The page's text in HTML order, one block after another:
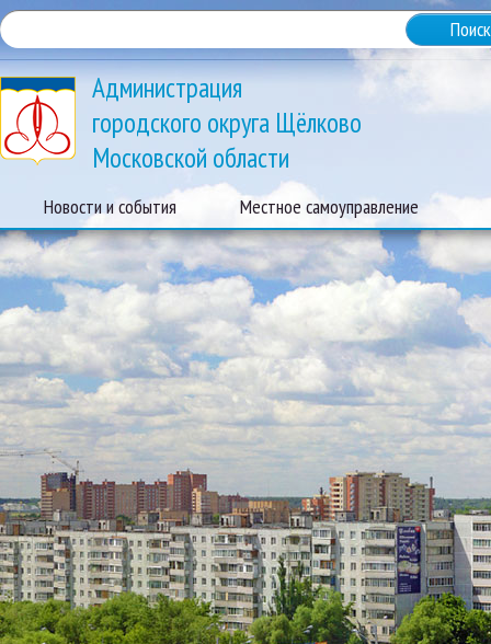
Администрация
городского округа Щёлково
Московской области
Новости и события Местное самоуправление